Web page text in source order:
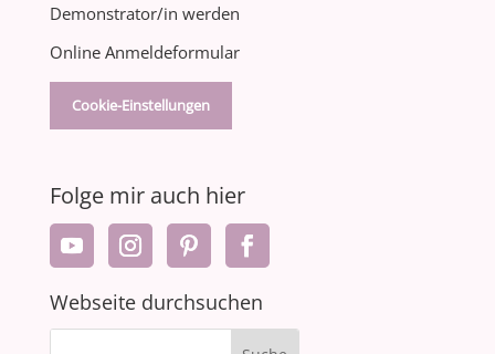
Demonstrator/in werden
Online Anmeldeformular
Cookie-Einstellungen
Folge mir auch hier
Webseite durchsuchen